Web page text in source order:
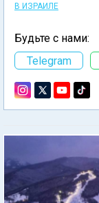
В ИЗРАИЛЕ
Будьте с нами:
Telegram